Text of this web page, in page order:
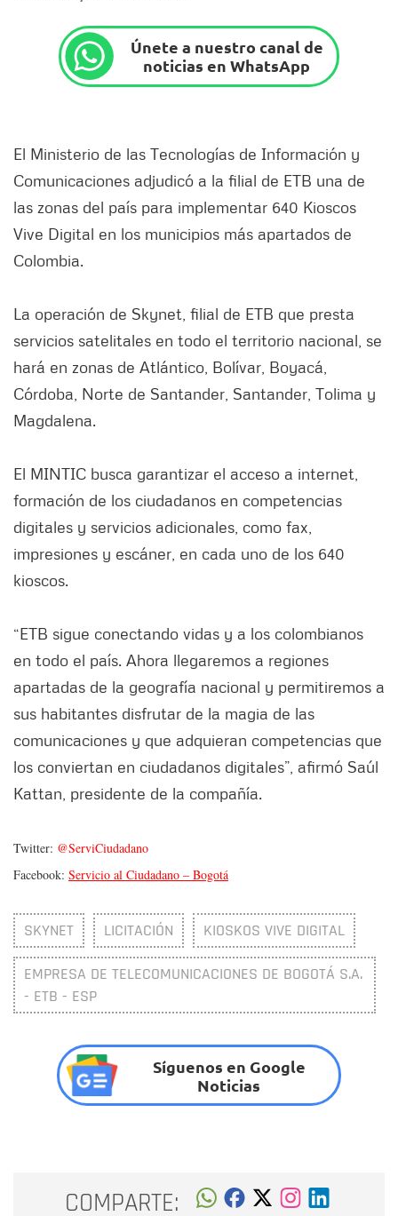
Únete a nuestro canal de
noticias en WhatsApp
El Ministerio de las Tecnologías de Información y
Comunicaciones adjudicó a la filial de ETB una de
las zonas del país para implementar 640 Kioscos
Vive Digital en los municipios más apartados de
Colombia.
La operación de Skynet, filial de ETB que presta
servicios satelitales en todo el territorio nacional, se
hará en zonas de Atlántico, Bolívar, Boyacá,
Córdoba, Norte de Santander, Santander, Tolima y
Magdalena.
El MINTIC busca garantizar el acceso a internet,
formación de los ciudadanos en competencias
digitales y servicios adicionales, como fax,
impresiones y escáner, en cada uno de los 640
kioscos.
“ETB sigue conectando vidas y a los colombianos
en todo el país. Ahora llegaremos a regiones
apartadas de la geografía nacional y permitiremos a
sus habitantes disfrutar de la magia de las
comunicaciones y que adquieran competencias que
los conviertan en ciudadanos digitales”, afirmó Saúl
Kattan, presidente de la compañía.
Twitter: @ServiCiudadano
Facebook: Servicio al Ciudadano – Bogotá
SKYNET LICITACIÓN KIOSKOS VIVE DIGITAL
EMPRESA DE TELECOMUNICACIONES DE BOGOTÁ S.A.
- ETB - ESP
Síguenos en Google
Noticias
COMPARTE: